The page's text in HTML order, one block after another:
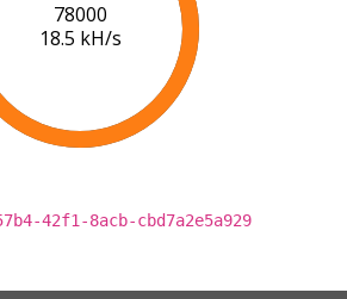
79000
18.5 kH/s
42f1-8acb-cbd7a2e5a929